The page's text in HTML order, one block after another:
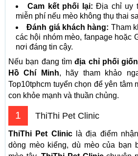
Cam kết phối lại: Địa chỉ uy
miễn phí nếu mèo không thụ thai
Đánh giá khách hàng: Tham
các hội nhóm mèo, fanpage hoặc
nơi đáng tin cậy.
Nếu bạn đang tìmđịa chỉ phối
Hồ Chí Minh, hãy tham khảo
Top10tphcm tuyển chọn để yên tâm
con khỏe mạnh và thuần chủng.
1 ThiThi Pet Clinic
ThiThi Pet Cliniclà địa điểm
dòng mèo kiểng, dù mèo của bạn